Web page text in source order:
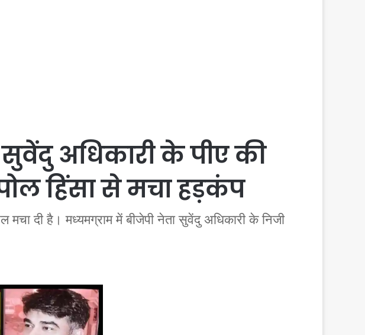
अधिकारी के पीए की
हिंसा से मचा हड़कंप
दी है। मध्यमग्राम में बीजेपी नेता सुवेंदु अधिकारी के निजी